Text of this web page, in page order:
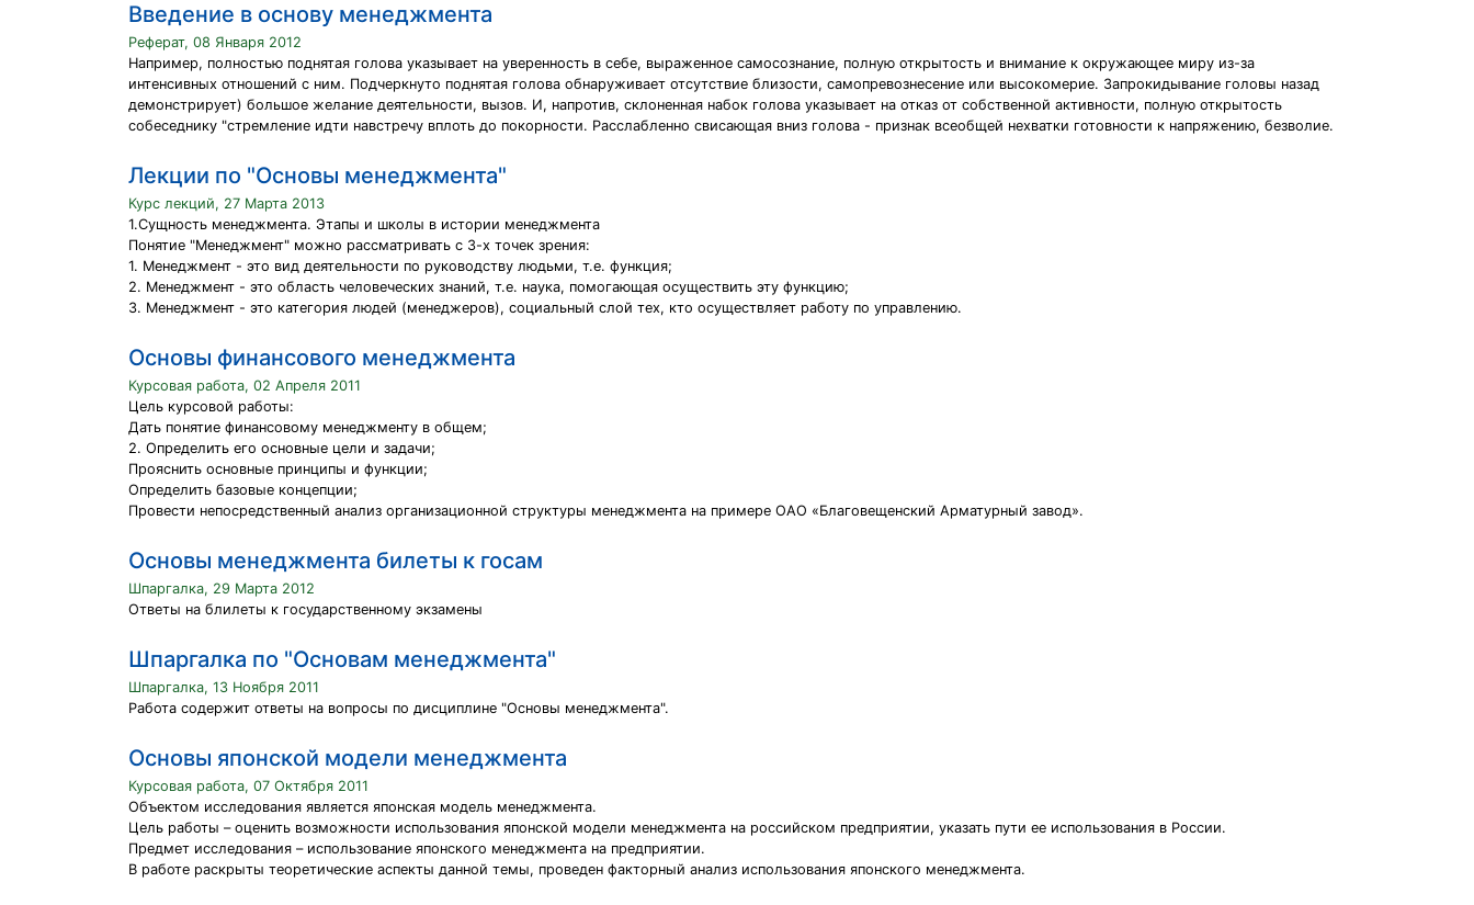
Введение в основу менеджмента
Реферат, 08 Января 2012
Например, полностью поднятая голова указывает на уверенность в себе, выраженное самосознание, полную открытость и внимание к окружающее миру из-за
интенсивных отношений с ним. Подчеркнуто поднятая голова обнаруживает отсутствие близости, самопревознесение или высокомерие. Запрокидывание головы назад
демонстрирует) большое желание деятельности, вызов. И, напротив, склоненная набок голова указывает на отказ от собственной активности, полную открытость
собеседнику "стремление идти навстречу вплоть до покорности. Расслабленно свисающая вниз голова - признак всеобщей нехватки готовности к напряжению, безволие.
Лекции по "Основы менеджмента"
Курс лекций, 27 Марта 2013
1.Сущность менеджмента. Этапы и школы в истории менеджмента
Понятие "Менеджмент" можно рассматривать с 3-х точек зрения:
1. Менеджмент - это вид деятельности по руководству людьми, т.е. функция;
2. Менеджмент - это область человеческих знаний, т.е. наука, помогающая осуществить эту функцию;
3. Менеджмент - это категория людей (менеджеров), социальный слой тех, кто осуществляет работу по управлению.
Основы финансового менеджмента
Курсовая работа, 02 Апреля 2011
Цель курсовой работы:
Дать понятие финансовому менеджменту в общем;
2. Определить его основные цели и задачи;
Прояснить основные принципы и функции;
Определить базовые концепции;
Провести непосредственный анализ организационной структуры менеджмента на примере ОАО «Благовещенский Арматурный завод».
Основы менеджмента билеты к госам
Шпаргалка, 29 Марта 2012
Ответы на блилеты к государственному экзамены
Шпаргалка по "Основам менеджмента"
Шпаргалка, 13 Ноября 2011
Работа содержит ответы на вопросы по дисциплине "Основы менеджмента".
Основы японской модели менеджмента
Курсовая работа, 07 Октября 2011
Объектом исследования является японская модель менеджмента.
Цель работы – оценить возможности использования японской модели менеджмента на российском предприятии, указать пути ее использования в России.
Предмет исследования – использование японского менеджмента на предприятии.
В работе раскрыты теоретические аспекты данной темы, проведен факторный анализ использования японского менеджмента.